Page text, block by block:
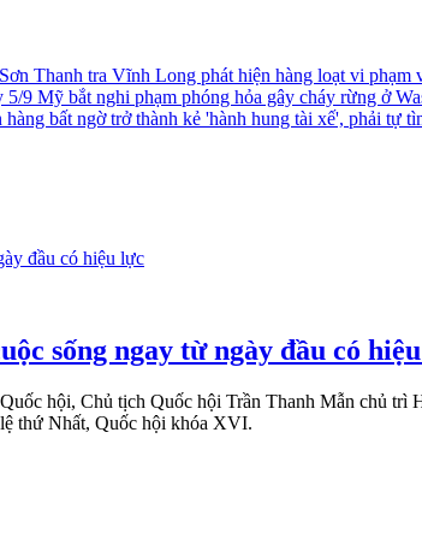
Thanh tra Vĩnh Long phát hiện hàng loạt vi phạm
5/9 Mỹ bắt nghi phạm phóng hỏa gây cháy rừng ở
bất ngờ trở thành kẻ 'hành hung tài xế', phải tự
sống ngay từ ngày đầu có
hội, Chủ tịch Quốc hội Trần Thanh Mẫn chủ trì
thứ Nhất, Quốc hội khóa XVI.